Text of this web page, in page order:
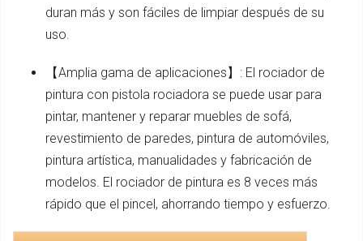
duran más y son fáciles de limpiar después de su
uso.
【Amplia gama de aplicaciones】: El rociador de
pintura con pistola rociadora se puede usar para
pintar, mantener y reparar muebles de sofá,
revestimiento de paredes, pintura de automóviles,
pintura artística, manualidades y fabricación de
modelos. El rociador de pintura es 8 veces más
rápido que el pincel, ahorrando tiempo y esfuerzo.